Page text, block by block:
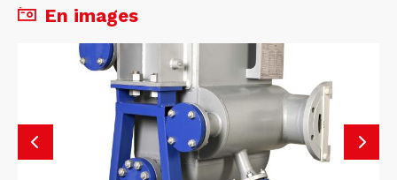
En images